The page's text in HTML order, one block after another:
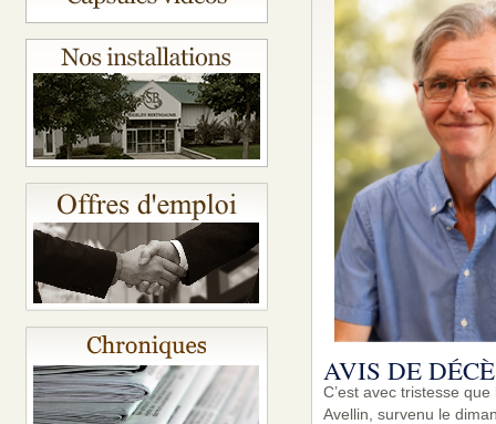
AVIS DE
C’est avec tristesse
Avellin, survenu le